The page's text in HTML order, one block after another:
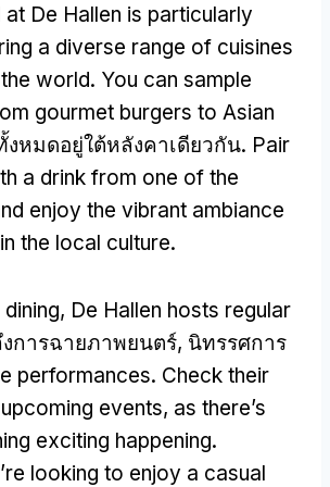
at De Hallen is particularly
a diverse range of cuisines
world. You can sample
gourmet burgers to Asian
งหมดอยู่ใต้หลังคาเดียวกัน. Pair
a drink from one of the
enjoy the vibrant ambiance
the local culture.
, De Hallen hosts regular
การฉายภาพยนตร์, นิทรรศการ
performances. Check their
events, as there’s
exciting happening.
looking to enjoy a casual